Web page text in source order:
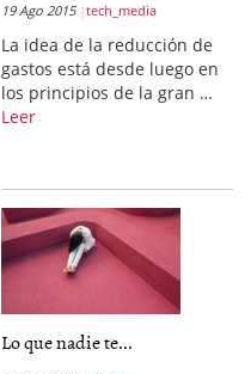
19 Ago 2015 tech_media
La idea de la reducción de
gastos está desde luego en
los principios de la gran …
Leer
Lo que nadie te...